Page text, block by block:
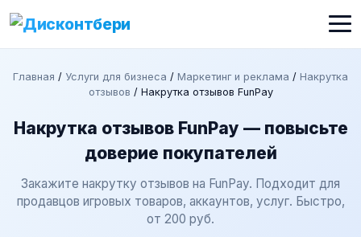
Главная / Услуги для бизнеса / Маркетинг и реклама / Накрутка
отзывов / Накрутка отзывов FunPay
Накрутка отзывов FunPay — повысьте
доверие покупателей
Закажите накрутку отзывов на FunPay. Подходит для
продавцов игровых товаров, аккаунтов, услуг. Быстро,
от 200 руб.